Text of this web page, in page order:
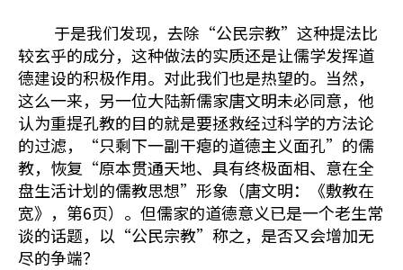
于是我们发现，去除“公民宗教”这种提法比
较玄乎的成分，这种做法的实质还是让儒学发挥道
德建设的积极作用。对此我们也是热望的。当然，
这么一来，另一位大陆新儒家唐文明未必同意，他
认为重提孔教的目的就是要拯救经过科学的方法论
的过滤，“只剩下一副干瘪的道德主义面孔”的儒
教，恢复“原本贯通天地、具有终极面相、意在全
盘生活计划的儒教思想”形象（唐文明：《敷教在
宽》，第6页）。但儒家的道德意义已是一个老生常
谈的话题，以“公民宗教”称之，是否又会增加无
尽的争端？